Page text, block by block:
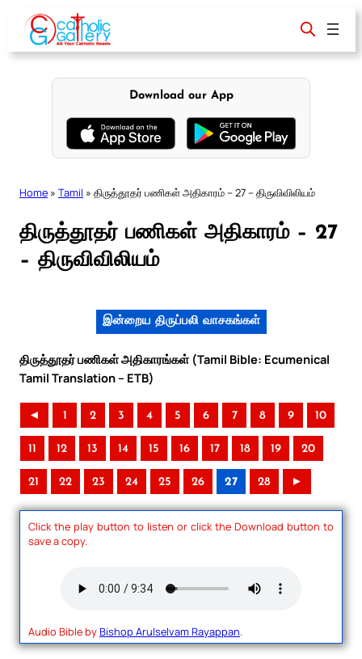
content
Download our App
Home » Tamil » திருத்தூதர் பணிகள் அதிகாரம் – 27 – திருவிவிலியம்
திருத்தூதர் பணிகள் அதிகாரம் – 27
– திருவிவிலியம்
இன்றைய திருப்பலி வாசகங்கள்
திருத்தூதர் பணிகள் அதிகாரங்கள் (Tamil Bible: Ecumenical
Tamil Translation – ETB)
◄ 1 2 3 4 5 6 7 8 9 10
11 12 13 14 15 16 17 18 19 20
21 22 23 24 25 26 27 28 ►
Click the play button to listen or click the Download button to
save a copy.
Audio Bible byBishop Arulselvam Rayappan.